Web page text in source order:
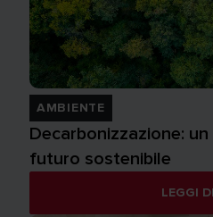
AMBIENTE
Decarbonizzazione:
futuro sostenibile
LEGGI